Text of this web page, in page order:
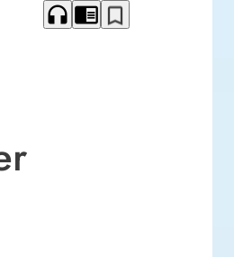
headphones chrome_reader_mode bookmark_border